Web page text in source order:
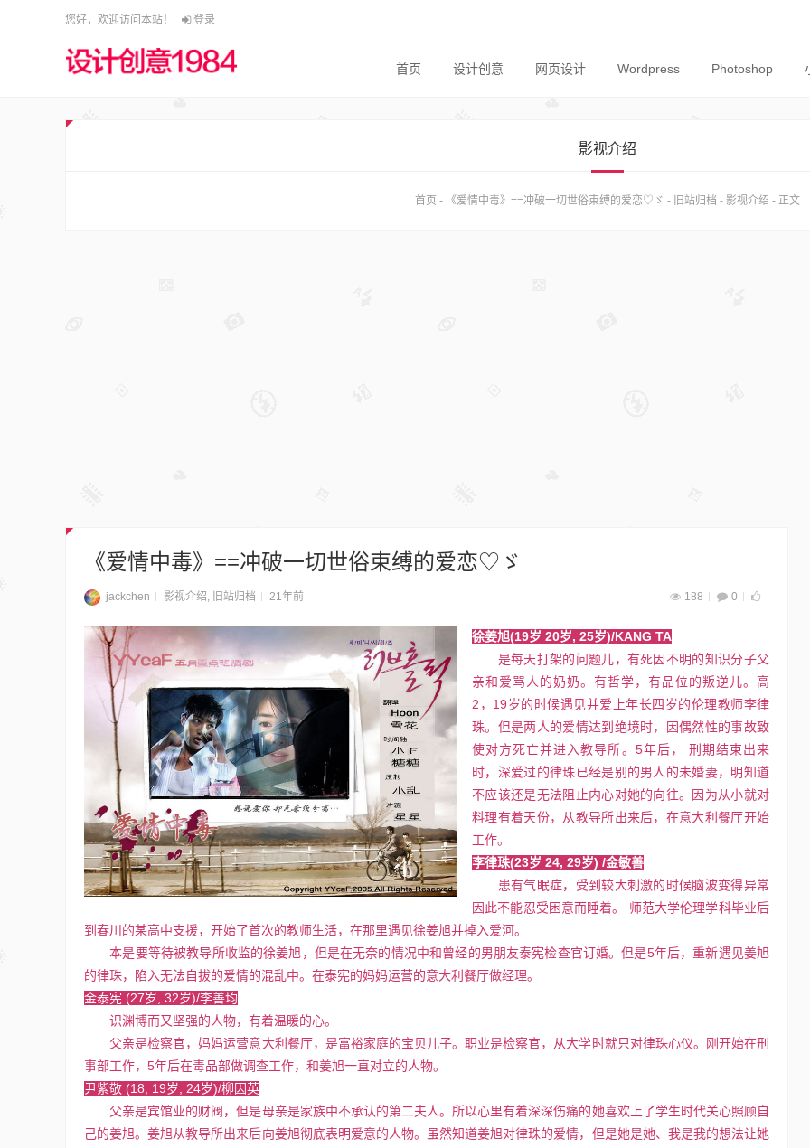
您好，欢迎访问本站！ 登录
首页 设计创意 网页设计 Wordpress Photoshop
影视介绍
首页 - 《爱情中毒》==冲破一切世俗束缚的爱恋♡ゞ - 旧站归档 - 影视介绍 - 正文
《爱情中毒》==冲破一切世俗束缚的爱恋♡ゞ
jackchen 影视介绍, 旧站归档 21年前 188 0
徐姜旭(19岁 20岁, 25岁)/KANG TA
是每天打架的问题儿，有死因不明的知识分子父
亲和爱骂人的奶奶。有哲学，有品位的叛逆儿。高
2，19岁的时候遇见并爱上年长四岁的伦理教师李律
珠。但是两人的爱情达到绝境时，因偶然性的事故致
使对方死亡并进入教导所。5年后， 刑期结束出来
时，深爱过的律珠已经是别的男人的未婚妻，明知道
不应该还是无法阻止内心对她的向往。因为从小就对
料理有着天份，从教导所出来后，在意大利餐厅开始
工作。
李律珠(23岁 24, 29岁) /金敏善
患有气眠症，受到较大刺激的时候脑波变得异常
因此不能忍受困意而睡着。 师范大学伦理学科毕业后
到春川的某高中支援，开始了首次的教师生活，在那里遇见徐姜旭并掉入爱河。
本是要等待被教导所收监的徐姜旭，但是在无奈的情况中和曾经的男朋友泰宪检查官订婚。但是5年后，重新遇见姜旭
的律珠，陷入无法自拔的爱情的混乱中。在泰宪的妈妈运营的意大利餐厅做经理。
金泰宪 (27岁, 32岁)/李善均
识渊博而又坚强的人物，有着温暖的心。
父亲是检察官，妈妈运营意大利餐厅，是富裕家庭的宝贝儿子。职业是检察官，从大学时就只对律珠心仪。刚开始在刑
事部工作，5年后在毒品部做调查工作，和姜旭一直对立的人物。
尹紫敬 (18, 19岁, 24岁)/柳因英
父亲是宾馆业的财阀，但是母亲是家族中不承认的第二夫人。所以心里有着深深伤痛的她喜欢上了学生时代关心照顾自
己的姜旭。姜旭从教导所出来后向姜旭彻底表明爱意的人物。虽然知道姜旭对律珠的爱情，但是她是她、我是我的想法让她
48个免费的Photoshop动作
Photoshop 15年前
Photoshop了。对于这个优秀的软件不仅仅所有的专…
国外LOMO风格动作15套(100多种)
Photoshop 17年前
看过Island的女孩子的摄影作品是不是很想有自己的Lomo风
的相片呢！ JC马上为你奉上超值LOMO风…